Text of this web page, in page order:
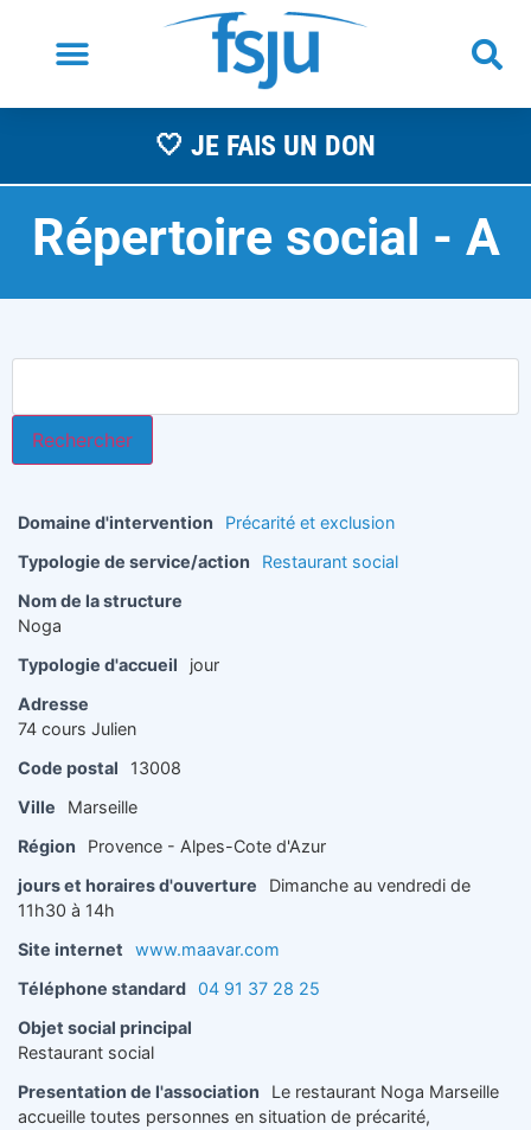
🤍 JE FAIS UN DON
Répertoire social - As
Domaine d'intervention
Précarité et exclusion
Typologie de service/action
Restaurant social
Nom de la structure
Noga
Typologie d'accueil
jour
Adresse
74 cours Julien
Code postal
13008
Ville
Marseille
Région
Provence - Alpes-Cote d'Azur
jours et horaires d'ouverture
Dimanche au vendredi de
11h30 à 14h
Site internet
www.maavar.com
Téléphone standard 04 91 37 28 25
Objet social principal
Restaurant social
Presentation de l'association
Le restaurant Noga Marseille
accueille toutes personnes en situation de précarité,